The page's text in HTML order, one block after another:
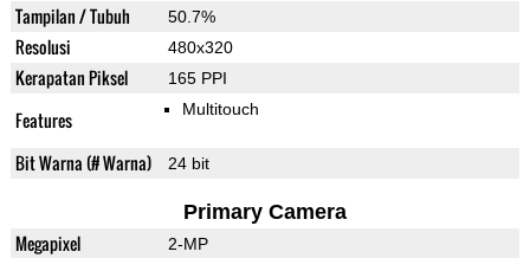
Tampilan / Tubuh 50.7%
Resolusi 480x320
Kerapatan Piksel 165 PPI
Features Multitouch
Bit Warna (# Warna) 24 bit
Primary Camera
Megapixel 2-MP